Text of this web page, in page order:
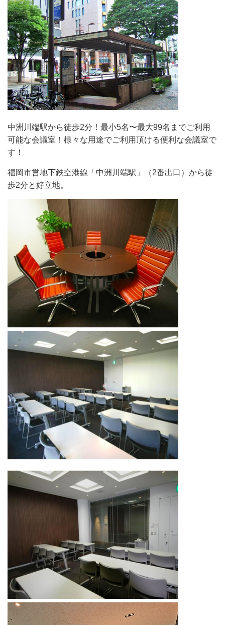
中洲川端駅から徒歩2分！最小5名〜最大99名までご利用
可能な会議室！様々な用途でご利用頂ける便利な会議室で
す！
福岡市営地下鉄空港線「中洲川端駅」（2番出口）から徒
歩2分と好立地。